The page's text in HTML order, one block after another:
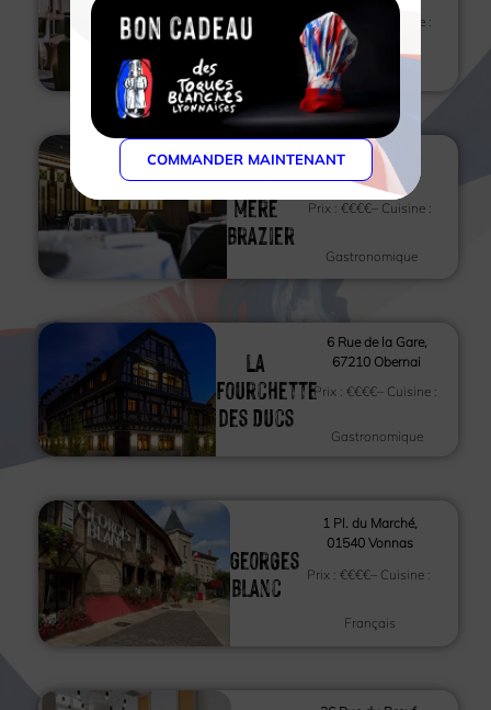
Neuvième
Art
Prix :€€€€ – Cuisine :
Gastronomique
La
Mère
Brazier
12 Rue Royale,
69001 Lyon
Prix :€€€€– Cuisine :
Gastronomique
La
Fourchette
des Ducs
6 Rue de la Gare,
67210 Obernai
Prix : €€€€– Cuisine :
Gastronomique
Georges
Blanc
1 Pl. du Marché,
01540 Vonnas
Prix : €€€€– Cuisine :
Français
COMMANDER MAINTENANT